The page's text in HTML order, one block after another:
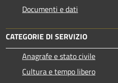
Documenti e dati
CATEGORIE DI SERVIZIO
Anagrafe e stato civile
Cultura e tempo libero